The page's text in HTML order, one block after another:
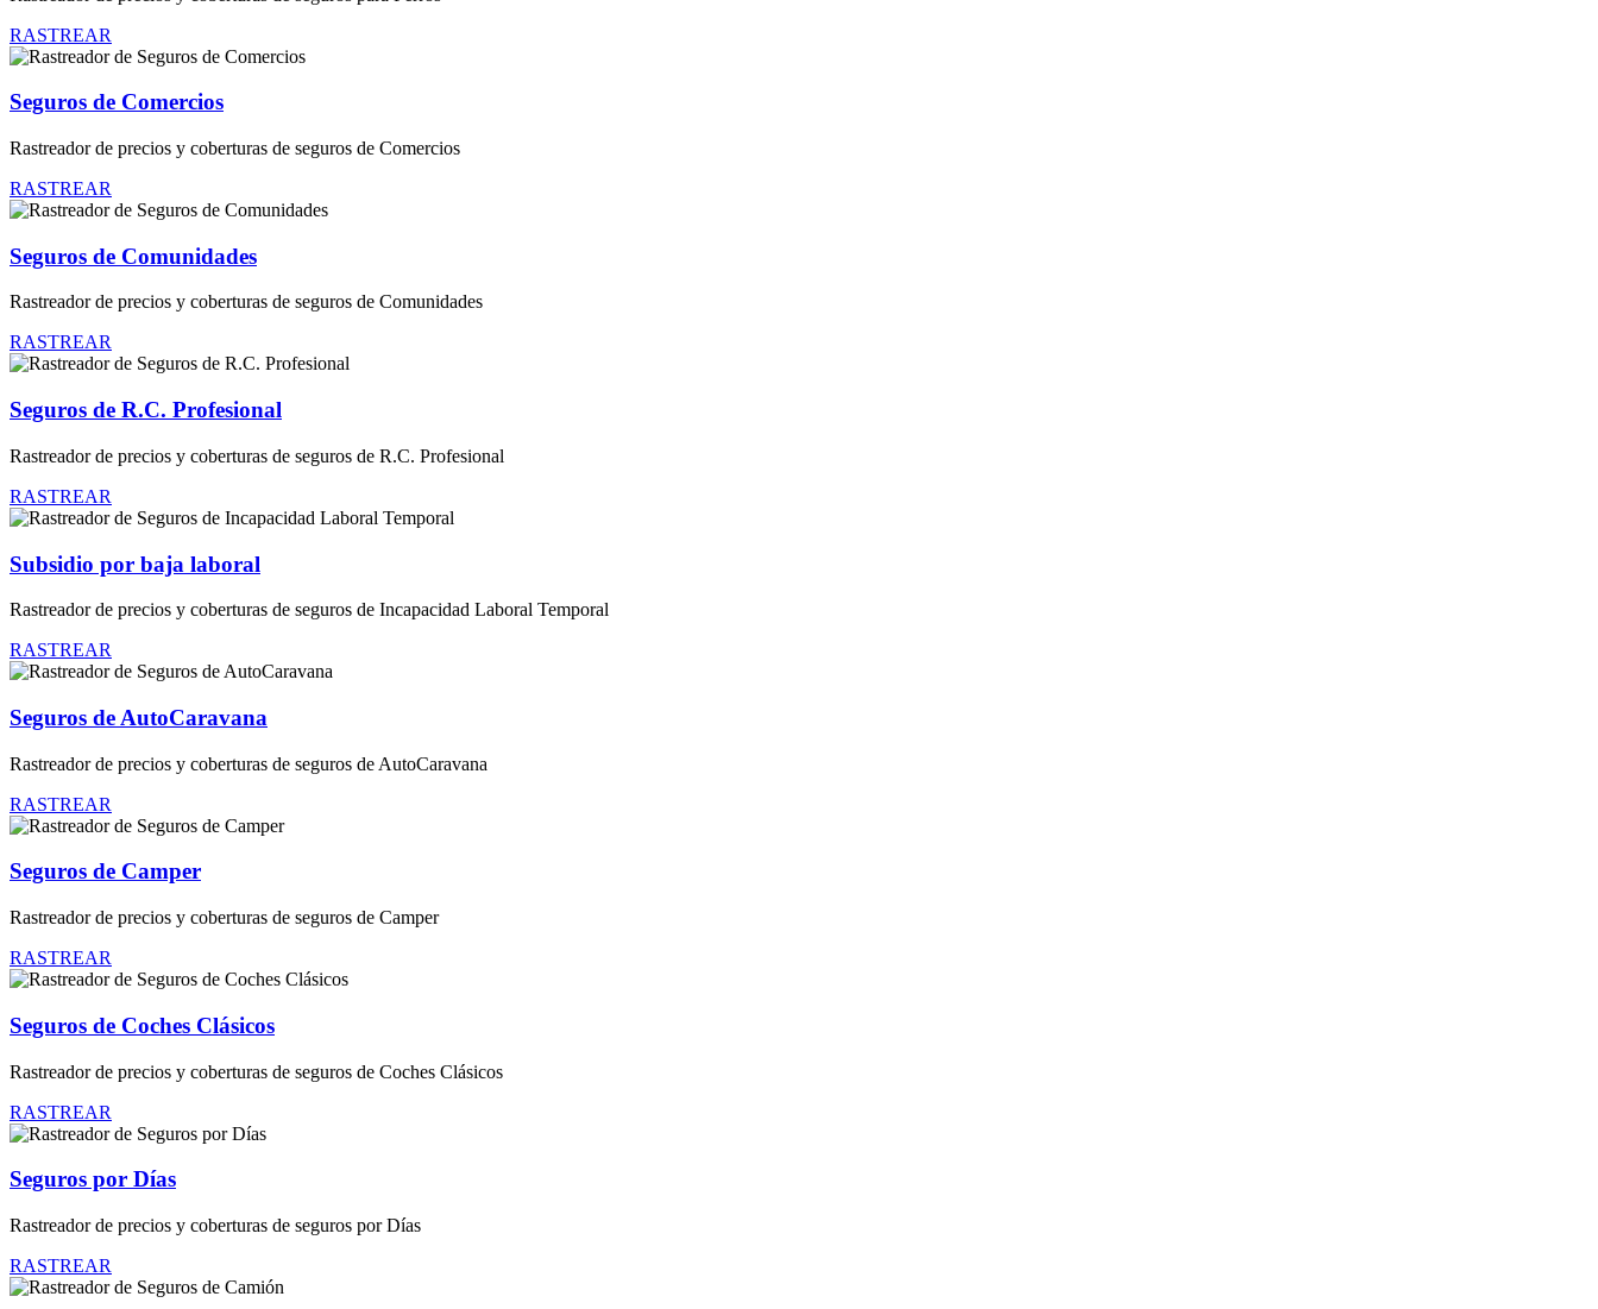
RASTREAR
Seguros de Comercios
Rastreador de precios y coberturas de seguros de Comercios
RASTREAR
Seguros de Comunidades
Rastreador de precios y coberturas de seguros de Comunidades
RASTREAR
Seguros de R.C. Profesional
Rastreador de precios y coberturas de seguros de R.C. Profesional
RASTREAR
Subsidio por baja laboral
Rastreador de precios y coberturas de seguros de Incapacidad Laboral Temporal
RASTREAR
Seguros de AutoCaravana
Rastreador de precios y coberturas de seguros de AutoCaravana
RASTREAR
Seguros de Camper
Rastreador de precios y coberturas de seguros de Camper
RASTREAR
Seguros de Coches Clásicos
Rastreador de precios y coberturas de seguros de Coches Clásicos
RASTREAR
Seguros por Días
Rastreador de precios y coberturas de seguros por Días
RASTREAR